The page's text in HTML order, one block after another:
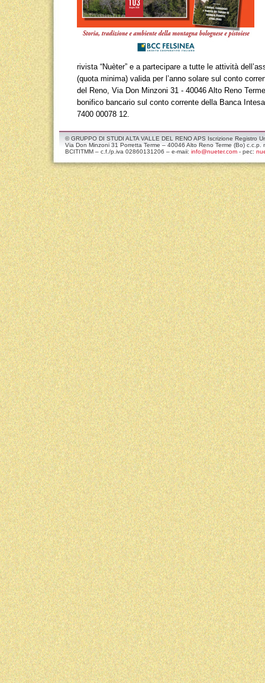
rivista “Nuèter” e a partecipare a tutte le attività
(quota minima) valida per l’anno solare sul conto
del Reno, Via Don Minzoni 31 - 40046 Alto Reno
bonifico bancario sul conto corrente della Banca
7400 00078 12.
© GRUPPO DI STUDI ALTA VALLE DEL RENO APS Iscrizione Registro
Via Don Minzoni 31 Porretta Terme – 40046 Alto Reno Terme (Bo)
BCITITMM – c.f./p.iva 02860131206 – e-maii: info@nueter.com - pec: